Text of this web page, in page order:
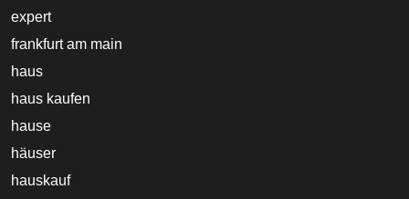
expert
frankfurt am main
haus
haus kaufen
hause
häuser
hauskauf